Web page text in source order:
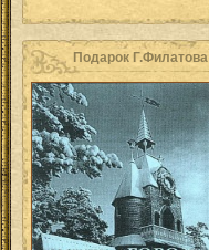
Подарок Г.Филатова